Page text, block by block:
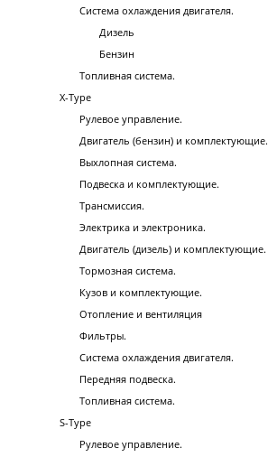
Система охлаждения двигателя.
Дизель
Бензин
Топливная система.
X-Type
Рулевое управление.
Двигатель (бензин) и комплектующие.
Выхлопная система.
Подвеска и комплектующие.
Трансмиссия.
Электрика и электроника.
Двигатель (дизель) и комплектующие.
Тормозная система.
Кузов и комплектующие.
Отопление и вентиляция
Фильтры.
Система охлаждения двигателя.
Передняя подвеска.
Топливная система.
S-Type
Рулевое управление.